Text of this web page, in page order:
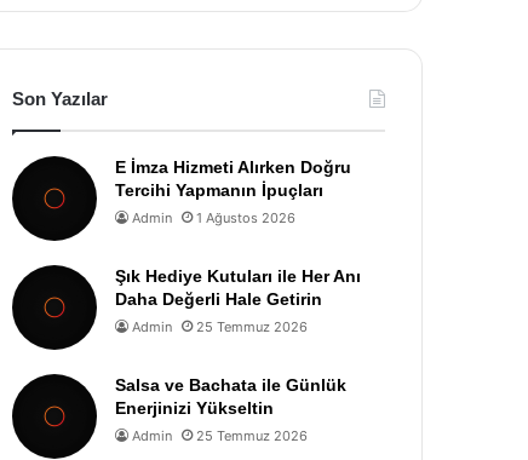
Son Yazılar
E İmza Hizmeti Alırken Doğru
Tercihi Yapmanın İpuçları
Admin 1 Ağustos 2026
Şık Hediye Kutuları ile Her Anı
Daha Değerli Hale Getirin
Admin 25 Temmuz 2026
Salsa ve Bachata ile Günlük
Enerjinizi Yükseltin
Admin 25 Temmuz 2026